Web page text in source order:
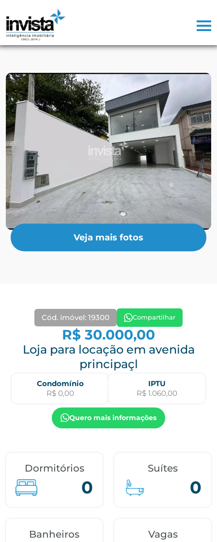
Veja mais fotos
Cód. imóvel: 19300 Compartilhar
R$ 30.000,00
Loja para locação em avenida
principaçl
Condomínio
R$ 0,00
IPTU
R$ 1.060,00
Quero mais informações
Dormitórios
0
Suítes
0
Banheiros Vagas